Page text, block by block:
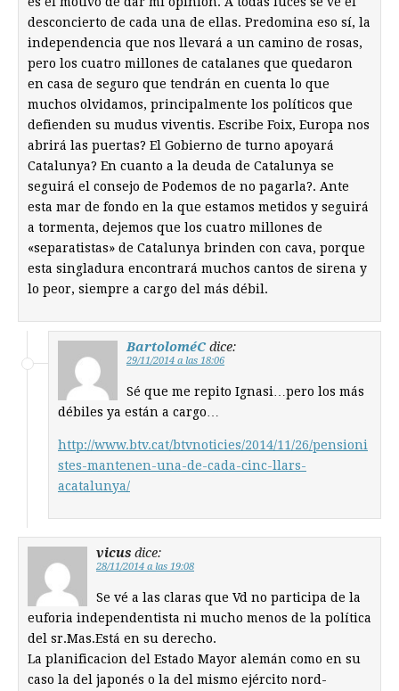
desconcierto de cada una de ellas. Predomina eso sí, la
independencia que nos llevará a un camino de rosas,
pero los cuatro millones de catalanes que quedaron
en casa de seguro que tendrán en cuenta lo que
muchos olvidamos, principalmente los políticos que
defienden su mudus viventis. Escribe Foix, Europa nos
abrirá las puertas? El Gobierno de turno apoyará
Catalunya? En cuanto a la deuda de Catalunya se
seguirá el consejo de Podemos de no pagarla?. Ante
esta mar de fondo en la que estamos metidos y seguirá
a tormenta, dejemos que los cuatro millones de
«separatistas» de Catalunya brinden con cava, porque
esta singladura encontrará muchos cantos de sirena y
lo peor, siempre a cargo del más débil.
BartoloméC dice:
29/11/2014 a las 18:06
Sé que me repito Ignasi…pero los más
débiles ya están a cargo…
http://www.btv.cat/btvnoticies/2014/11/26/pensioni
stes-mantenen-una-de-cada-cinc-llars-
acatalunya/
vicus dice:
28/11/2014 a las 19:08
Se vé a las claras que Vd no participa de la
euforia independentista ni mucho menos de la política
del sr.Mas.Está en su derecho.
La planificacion del Estado Mayor alemán como en su
caso la del japonés o la del mismo ejército nord-